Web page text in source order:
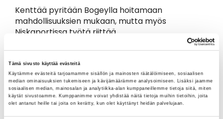
Tämä sivusto käyttää evästeitä
Käytämme evästeitä tarjoamamme sisällön ja mainosten räätälöimiseen, sosiaalisen
median ominaisuuksien tukemiseen ja kävijämäärämme analysoimiseen. Lisäksi jaamme
sosiaalisen median, mainosalan ja analytiikka-alan kumppaneillemme tietoja siitä, miten
käytät sivustoamme. Kumppanimme voivat yhdistää näitä tietoja muihin tietoihin, joita
olet antanut heille tai joita on kerätty, kun olet käyttänyt heidän palvelujaan.
Kenttää pyritään Bogeylla hoitamaan
mahdollisuuksien mukaan, mutta myös
Niskaportissa työtä riittää.